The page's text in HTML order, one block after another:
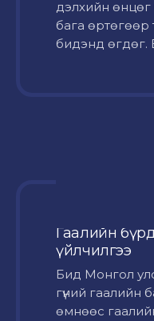
дэлхийн өнцөг
бага
бидэнд өгдөг.
Гаалийн
үйлчилгээ
Бид Монгол
гүний гаалийн
өмнөөс гаалийн